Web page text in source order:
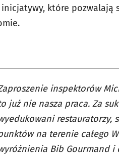
inicjatywy, które
inspektorów
już nie nasza praca. Za
restauratorzy,
na terenie całego
Bib Gourmand i